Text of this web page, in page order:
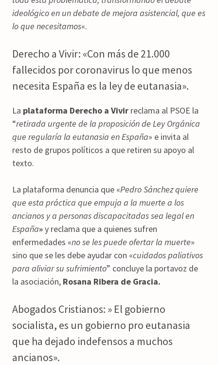
ideológico en un debate de mejora asistencial, que es
lo que necesitamos«.
Derecho a Vivir: «Con más de 21.000
fallecidos por coronavirus lo que menos
necesita España es la ley de eutanasia».
La plataforma Derecho a Vivir reclama al PSOE la
“retirada urgente de la proposición de Ley Orgánica
que regularía la eutanasia en España» e invita al
resto de grupos políticos a que retiren su apoyo al
texto.
La plataforma denuncia que «Pedro Sánchez quiere
que esta práctica que empuja a la muerte a los
ancianos y a personas discapacitadas sea legal en
España»y reclama que a quienes sufren
enfermedades «no se les puede ofertar la muerte»
sino que se les debe ayudar con «cuidados paliativos
para aliviar su sufrimiento” concluye la portavoz de
la asociación, Rosana Ribera de Gracia.
Abogados Cristianos: » El gobierno
socialista, es un gobierno pro eutanasia
que ha dejado indefensos a muchos
ancianos».